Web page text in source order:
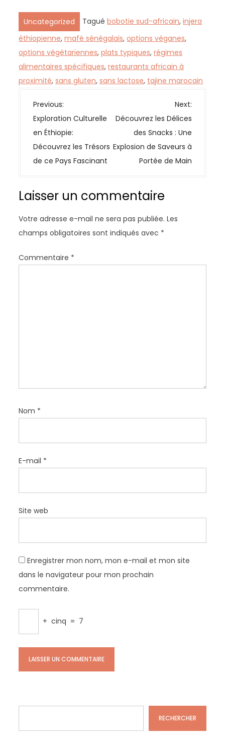
Uncategorized Taguébobotie sud-africain,injera
éthiopienne,mafé sénégalais,options véganes,
options végétariennes,plats typiques,régimes
alimentaires spécifiques,restaurants africain à
proximité,sans gluten,sans lactose, tajine marocain
N
a
v
i
g
i
n
d
e
l
Previous:
Exploration Culturelle
en Éthiopie:
Découvrez les Trésors
de ce Pays Fascinant
Next:
Découvrez les Délices
des Snacks : Une
Explosion de Saveurs à
Portée de Main
Laisser un commentaire
Votre adresse e-mail ne sera pas publiée. Les
champs obligatoires sont indiqués avec *
Commentaire *
Nom *
E-mail *
Site web
Enregistrer mon nom, mon e-mail et mon site
dans le navigateur pour mon prochain
commentaire.
+ cinq = 7
RECHERCHER